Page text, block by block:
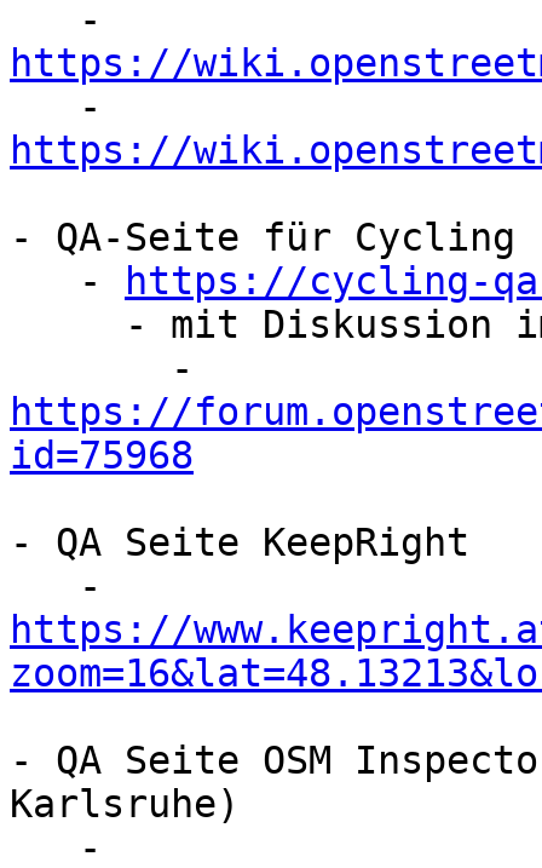
https://
https://
- QA-Seite für Cycling
   -
https://cycling-
https://
id=75968
- QA Seite KeepRight
https://
- QA Seite OSM
Karlsruhe)